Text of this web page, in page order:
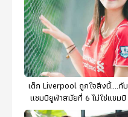
เด็ก Liverpool ถูกใจสิ่งนี้....กับ
แชมป์ยูฟ่าสมัยที่ 6 ไม่ใช่แชมป์
สนาม